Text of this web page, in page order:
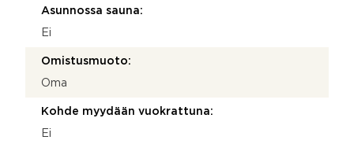
Asunnossa sauna:
Ei
Omistusmuoto:
Oma
Kohde myydään vuokrattuna:
Ei